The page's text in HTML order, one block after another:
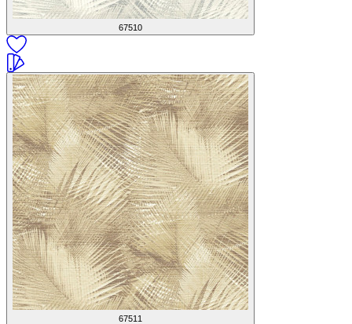
67510
67511